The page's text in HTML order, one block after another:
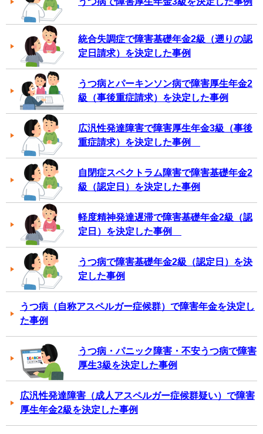
統合失調症で障害基礎年金2級（遡りの認
定日請求）を決定した事例
うつ病とパーキンソン病で障害厚生年金2
級（事後重症請求）を決定した事例
広汎性発達障害で障害厚生年金3級（事後
重症請求）を決定した事例
自閉症スペクトラム障害で障害基礎年金2
級（認定日）を決定した事例
軽度精神発達遅滞で障害基礎年金2級（認
定日）を決定した事例
うつ病で障害基礎年金2級（認定日）を決
定した事例
うつ病（自称アスペルガー症候群）で障害年金を決定し
た事例
うつ病・パニック障害・不安うつ病で障害
厚生3級を決定した事例
広汎性発達障害（成人アスペルガー症候群疑い）で障害
厚生年金2級を決定した事例